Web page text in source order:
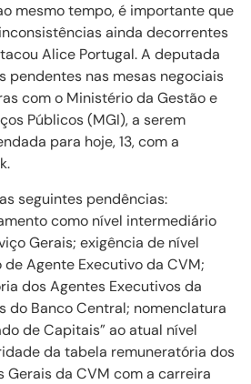
mesmo tempo, é importante que
ainda decorrentes
Alice Portugal. A deputada
pendentes nas mesas negociais
com o Ministério da Gestão e
Públicos (MGI), a serem
para hoje, 13, com a
seguintes pendências:
como nível intermediário
Gerais; exigência de nível
Agente Executivo da CVM;
dos Agentes Executivos da
do Banco Central; nomenclatura
de Capitais” ao atual nível
da tabela remuneratória dos
Gerais da CVM com a carreira